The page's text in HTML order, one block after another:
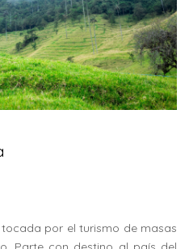
por el turismo de masas